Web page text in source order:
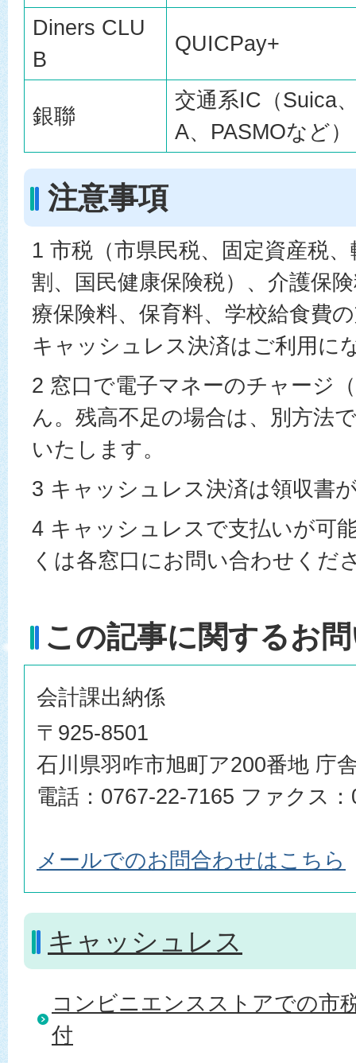
Diners CLU
B
QUICPay+
銀聯
交通系IC（Suica
A、PASMOなど）
注意事項
1 市税（市県民税、固定資産税
割、国民健康保険税）、介護保
療保険料、保育料、学校給食費
キャッシュレス決済はご利用に
2 窓口で電子マネーのチャージ
ん。残高不足の場合は、別方法
いたします。
3 キャッシュレス決済は領収書
4 キャッシュレスで支払いが可
くは各窓口にお問い合わせくだ
この記事に関するお
会計課出納係
〒925-8501
石川県羽咋市旭町ア200番地 庁
電話：0767-22-7165 ファクス
メールでのお問合わせはこちら
キャッシュレス
コンビニエンスストアでの市
付